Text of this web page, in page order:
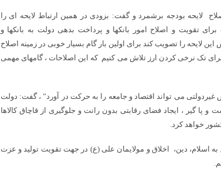
لایحه بودجه برشمرد و گفت: بزودی در همین ارتباط لایحه ای را
تقویت و اصلاح امور بانکها و پرداخت بدهی دولت به بانکها و
لایحه را تصویب کند برای اولین بار گام بسیار خوبی در زمینه اصلاح
برای تک نرخی کردن ارز تلاش می کنیم که این اصلاحات ، گامهای مهمی
می تواند اقتصاد و جامعه را به حرکت در آورد” ، گفت: دولت
پا گیر ، ایجاد فضای رقابتی بدون رانت و جلوگیری از قاچاق کالاها
خواهد کرد.
اسلام، دین، اخلاق و مولایمان علی (ع) در جهت تقویت تولید و عزت